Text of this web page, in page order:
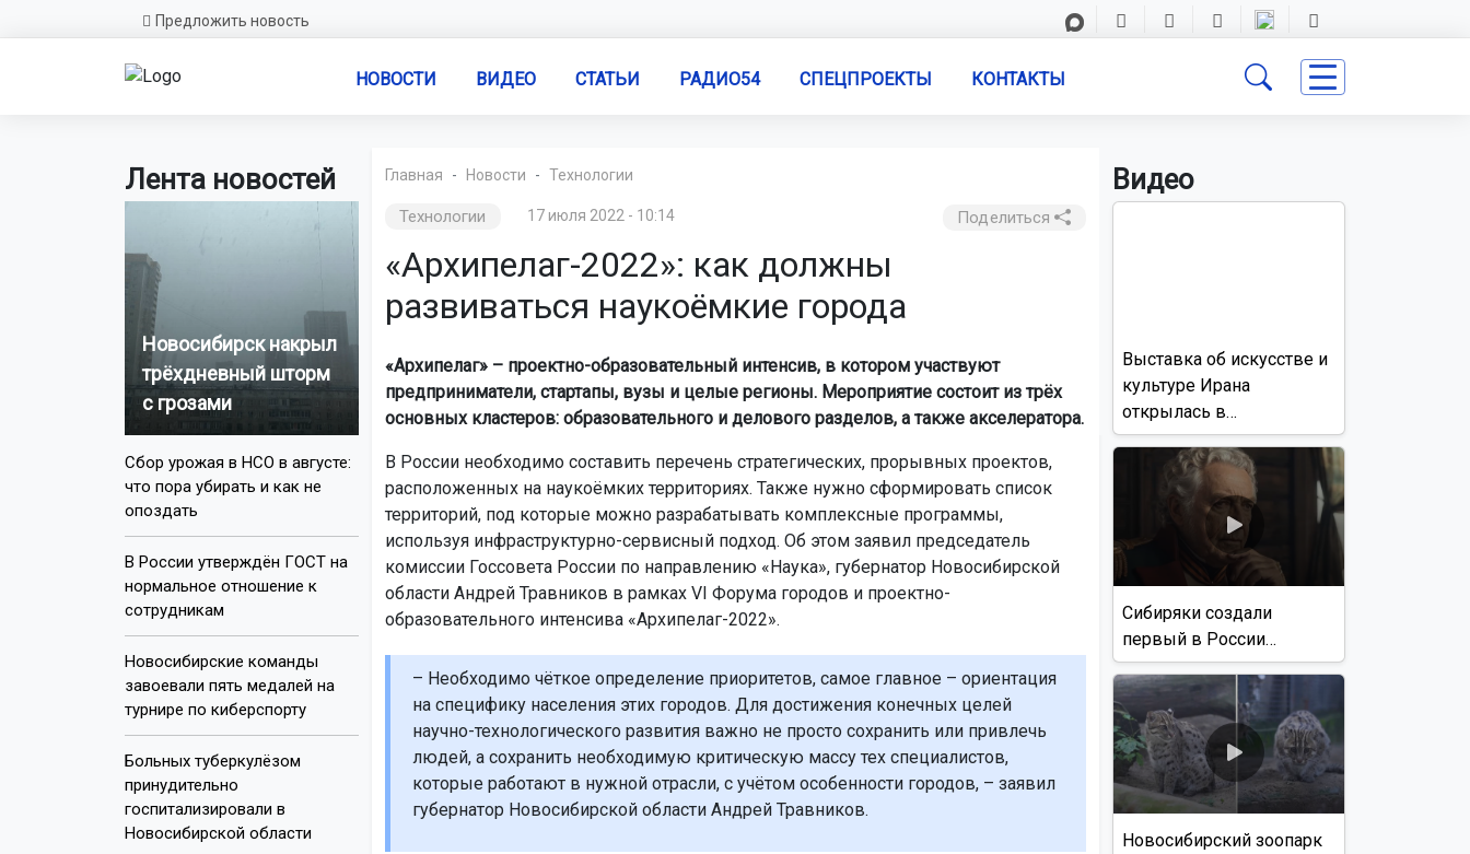
Предложить новость
НОВОСТИ ВИДЕО СТАТЬИ РАДИО54 СПЕЦПРОЕКТЫ КОНТАКТЫ
Лента новостей
Новосибирск накрыл
трёхдневный шторм
с грозами
Сбор урожая в НСО в августе:
что пора убирать и как не
опоздать
В России утверждён ГОСТ на
нормальное отношение к
сотрудникам
Новосибирские команды
завоевали пять медалей на
турнире по киберспорту
Больных туберкулёзом
принудительно
госпитализировали в
Новосибирской области
Главная Новости Технологии
Технологии 17 июля 2022 - 10:14 Поделиться
«Архипелаг-2022»: как должны
развиваться наукоёмкие города
«Архипелаг» – проектно-образовательный интенсив, в котором участвуют
предприниматели, стартапы, вузы и целые регионы. Мероприятие состоит из трёх
основных кластеров: образовательного и делового разделов, а также акселератора.
В России необходимо составить перечень стратегических, прорывных проектов,
расположенных на наукоёмких территориях. Также нужно сформировать список
территорий, под которые можно разрабатывать комплексные программы,
используя инфраструктурно-сервисный подход. Об этом заявил председатель
комиссии Госсовета России по направлению «Наука», губернатор Новосибирской
области Андрей Травников в рамках VI Форума городов и проектно-
образовательного интенсива «Архипелаг-2022».
– Необходимо чёткое определение приоритетов, самое главное – ориентация
на специфику населения этих городов. Для достижения конечных целей
научно-технологического развития важно не просто сохранить или привлечь
людей, а сохранить необходимую критическую массу тех специалистов,
которые работают в нужной отрасли, с учётом особенности городов, – заявил
губернатор Новосибирской области Андрей Травников.
Видео
Выставка об искусстве и
культуре Ирана
открылась в
Новосибирске
Сибиряки создали
первый в России
документальный фильм
с использованием ИИ
Новосибирский зоопарк